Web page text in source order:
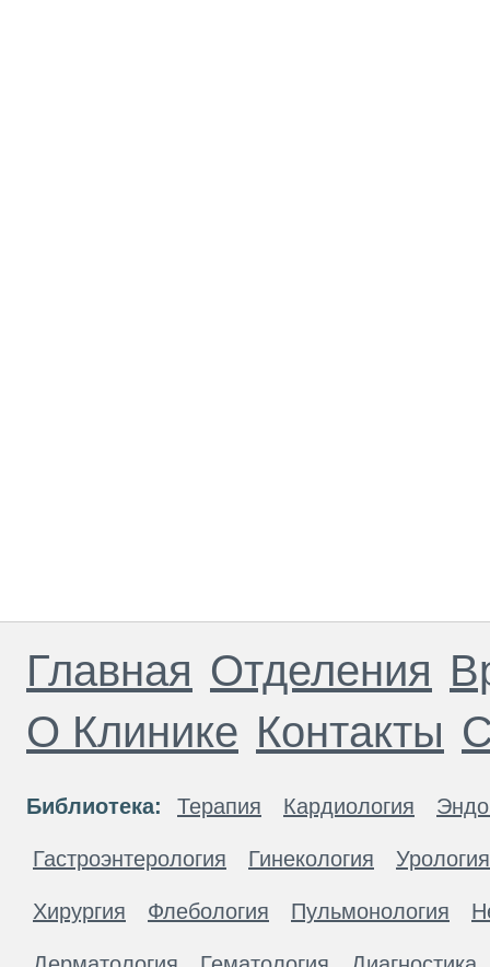
Главная Отделения
О Клинике Контакты
Библиотека: Терапия Кардиология
Гастроэнтерология Гинекология Урология
Хирургия Флебология Пульмонология